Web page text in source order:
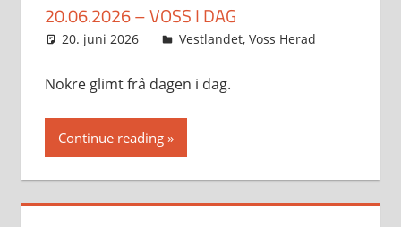
20.06.2026 – VOSS I DAG
20. juni 2026 Svein
Vestlandet, Voss Herad
Nokre glimt frå dagen i dag.
Continue reading